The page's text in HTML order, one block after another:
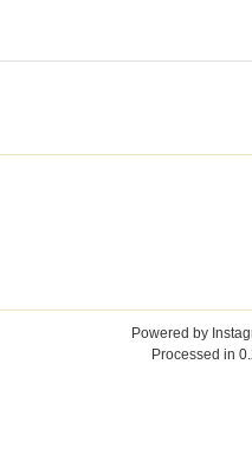
Powered by
Processed in